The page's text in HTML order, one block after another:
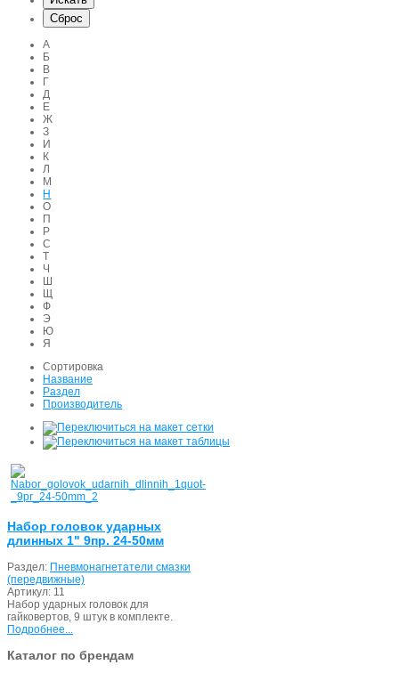
А
Б
В
Г
Д
Е
Ж
З
И
К
Л
М
Н
О
П
Р
С
Т
Ч
Ш
Щ
Ф
Э
Ю
Я
Сортировка
Название
Раздел
Производитель
Набор головок ударных
длинных 1" 9пр. 24-50мм
Раздел: Пневмонагнетатели смазки
(передвижные)
Артикул: 11
Набор ударных головок для
гайковертов, 9 штук в комплекте.
Подробнее...
Каталог по брендам